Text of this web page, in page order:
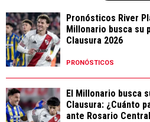
Pronósticos River
Millonario busca su
Clausura 2026
PRONÓSTICOS
El Millonario busca
Clausura: ¿Cuánto
ante Rosario